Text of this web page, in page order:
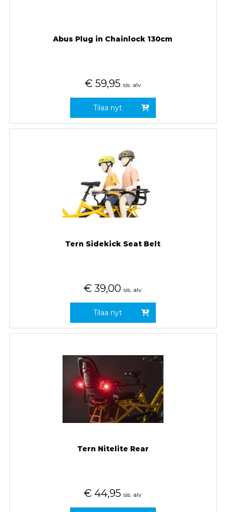
Abus Plug in Chainlock 130cm
€ 59,95 sis. alv
Tilaa nyt
Tern Sidekick Seat Belt
€ 39,00 sis. alv
Tilaa nyt
Tern Nitelite Rear
€ 44,95 sis. alv